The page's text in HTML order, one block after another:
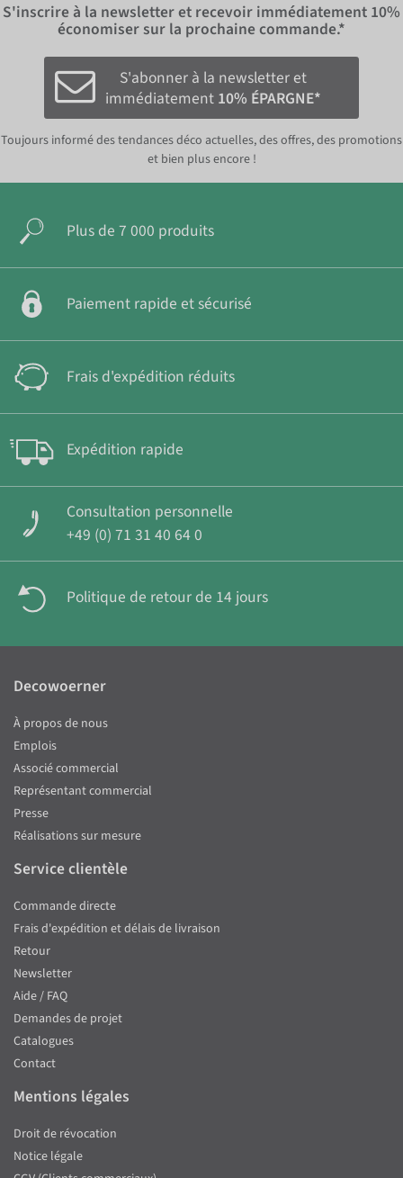
S'inscrire à la newsletter et recevoir immédiatement 10%
économiser sur la prochaine commande.*
S'abonner à la newsletter et
immédiatement 10% ÉPARGNE*
Toujours informé des tendances déco actuelles, des offres, des promotions
et bien plus encore !
Plus de 7 000 produits
Paiement rapide et sécurisé
Frais d'expédition réduits
Expédition rapide
Consultation personnelle
+49 (0) 71 31 40 64 0
Politique de retour de 14 jours
Decowoerner
À propos de nous
Emplois
Associé commercial
Représentant commercial
Presse
Réalisations sur mesure
Service clientèle
Commande directe
Frais d'expédition et délais de livraison
Retour
Newsletter
Aide / FAQ
Demandes de projet
Catalogues
Contact
Mentions légales
Droit de révocation
Notice légale